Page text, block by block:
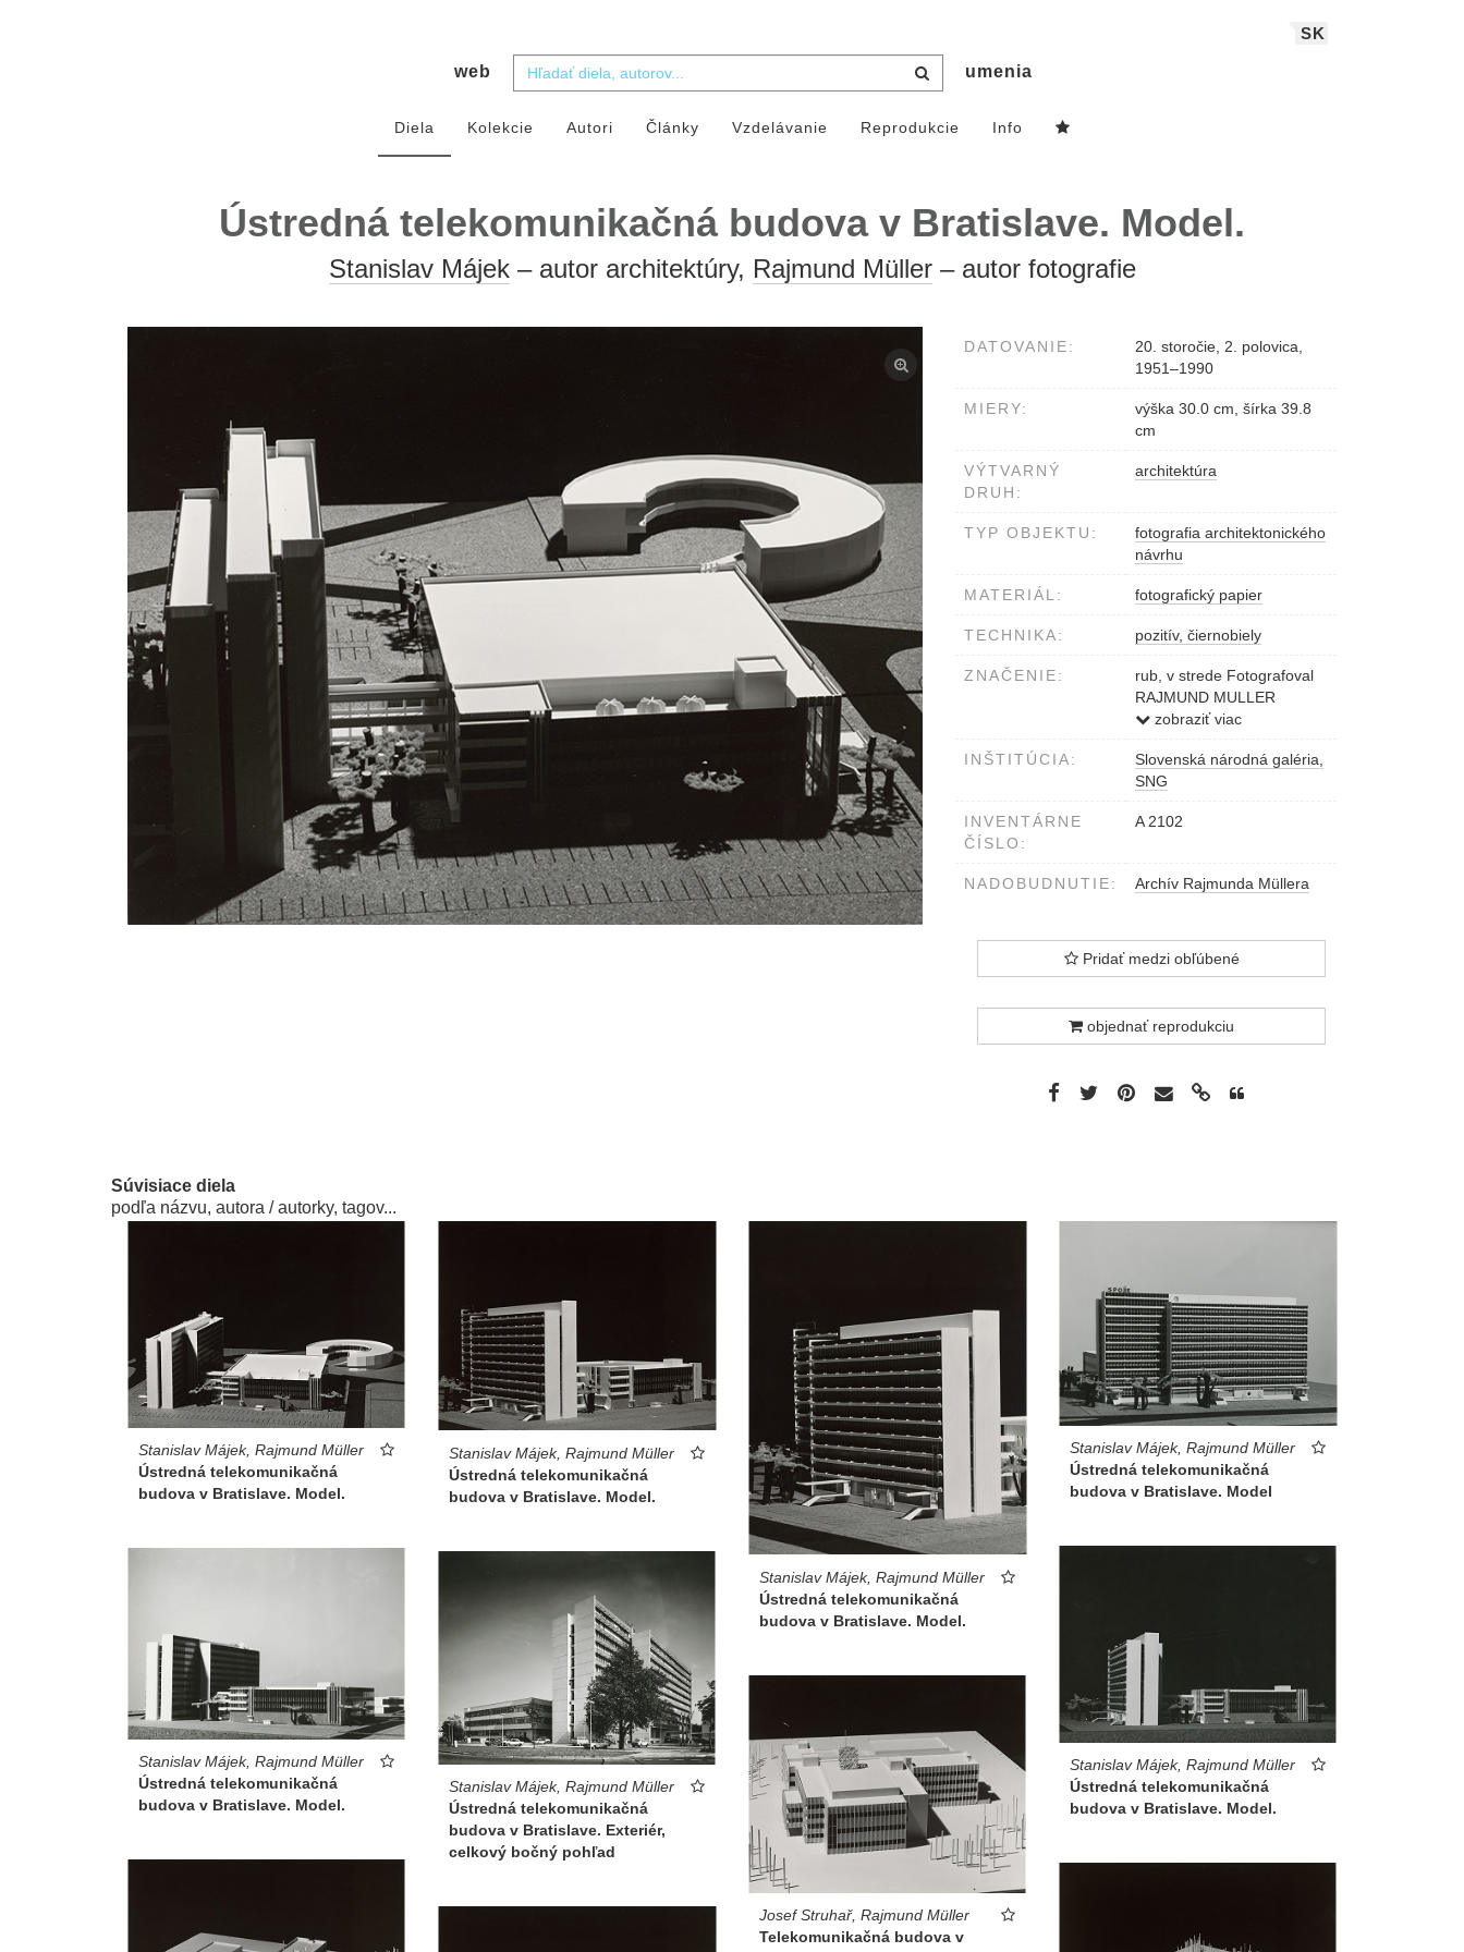
SK
web umenia
Diela Kolekcie Autori Články Vzdelávanie Reprodukcie Info
Ústredná telekomunikačná budova v Bratislave. Model.
Stanislav Májek– autor architektúry, Rajmund Müller– autor fotografie
DATOVANIE:
20. storočie, 2. polovica,
1951–1990
MIERY:
výška 30.0 cm, šírka 39.8
cm
VÝTVARNÝ
DRUH:
architektúra
TYP OBJEKTU:
fotografia architektonického
návrhu
MATERIÁL: fotografický papier
TECHNIKA: pozitív, čiernobiely
ZNAČENIE:
rub, v strede Fotografoval
RAJMUND MULLER
Jánošíková č.19 pošta
pečiatka
zobraziť viac
INŠTITÚCIA:
Slovenská národná galéria,
SNG
INVENTÁRNE
ČÍSLO:
A 2102
NADOBUDNUTIE: Archív Rajmunda Müllera
Pridať medzi obľúbené
objednať reprodukciu
Súvisiace diela
podľa názvu, autora / autorky, tagov...
Stanislav Májek, Rajmund Müller
Ústredná telekomunikačná
budova v Bratislave. Model.
Stanislav Májek, Rajmund Müller
Ústredná telekomunikačná
budova v Bratislave. Model.
Stanislav Májek, Rajmund Müller
Ústredná telekomunikačná
budova v Bratislave. Model.
Stanislav Májek, Rajmund Müller
Ústredná telekomunikačná
budova v Bratislave. Model
Stanislav Májek, Rajmund Müller
Ústredná telekomunikačná
budova v Bratislave. Model.
Stanislav Májek, Rajmund Müller
Ústredná telekomunikačná
budova v Bratislave. Model.
Stanislav Májek, Rajmund Müller
Ústredná telekomunikačná
budova v Bratislave. Exteriér,
celkový bočný pohľad
Josef Struhař, Rajmund Müller
Telekomunikačná budova v